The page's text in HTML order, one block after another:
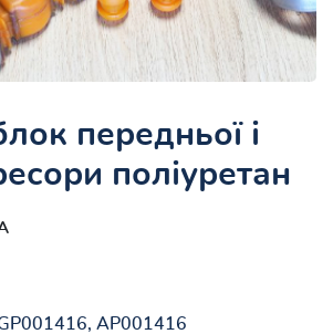
передньої і
поліуретан
AP001416